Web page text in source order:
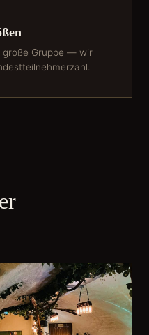
große Gruppe — wir